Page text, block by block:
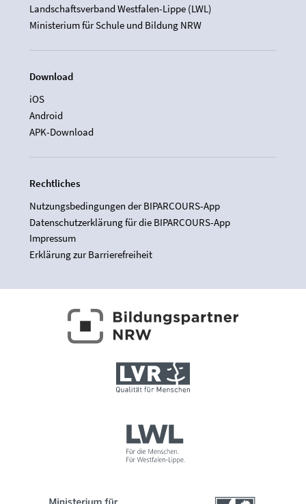
Landschaftsverband Westfalen-Lippe (LWL)
Ministerium für Schule und Bildung NRW
Download
iOS
Android
APK-Download
Rechtliches
Nutzungsbedingungen der BIPARCOURS-App
Datenschutzerklärung für die BIPARCOURS-App
Impressum
Erklärung zur Barrierefreiheit